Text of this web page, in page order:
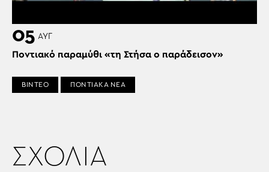
05 ΑΥΓ
Ποντιακό παραμύθι «τη Στήσα ο παράδεισον»
ΒΙΝΤΕΟ ΠΟΝΤΙΑΚΑ ΝΕΑ
ΣΧΟΛΙΑ